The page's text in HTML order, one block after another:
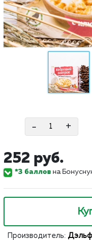
- +
252 руб.
*3 баллов на
Производитель: